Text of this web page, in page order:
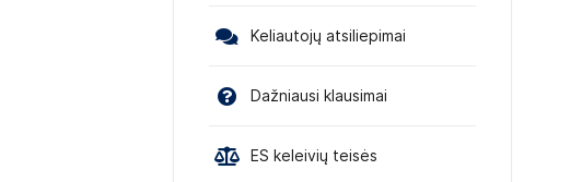
Keliautojų atsiliepimai
Dažniausi klausimai
ES keleivių teisės